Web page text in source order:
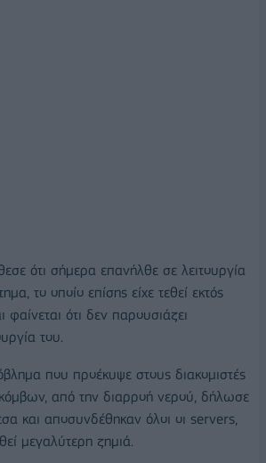
ότι σήμερα επανήλθε σε λειτουργία
το οποίο επίσης είχε τεθεί εκτός
φαίνεται ότι δεν παρουσιάζει
του.
που προέκυψε στους διακομιστές
από την διαρροή νερού, δήλωσε
και αποσυνδέθηκαν όλοι οι servers,
μεγαλύτερη ζημιά.